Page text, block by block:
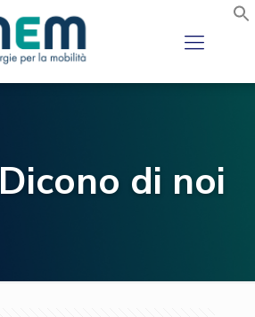
Dicono di noi